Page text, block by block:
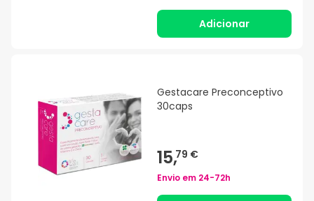
Adicionar
Gestacare Preconceptivo
30caps
15,79 €
Envio em 24-72h